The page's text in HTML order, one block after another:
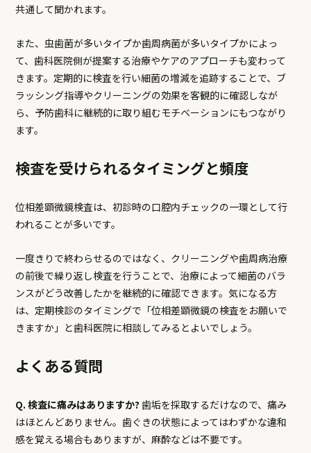
共通して聞かれます。
また、虫歯菌が多いタイプか歯周病菌が多いタイプかによっ
て、歯科医院側が提案する治療やケアのアプローチも変わって
きます。定期的に検査を行い細菌の増減を追跡することで、ブ
ラッシング指導やクリーニングの効果を客観的に確認しなが
ら、予防歯科に継続的に取り組むモチベーションにもつながり
ます。
検査を受けられるタイミングと頻度
位相差顕微鏡検査は、初診時の口腔内チェックの一環として行
われることが多いです。
一度きりで終わらせるのではなく、クリーニングや歯周病治療
の前後で繰り返し検査を行うことで、治療によって細菌のバラ
ンスがどう改善したかを継続的に確認できます。気になる方
は、定期検診のタイミングで「位相差顕微鏡の検査をお願いで
きますか」と歯科医院に相談してみるとよいでしょう。
よくある質問
Q. 検査に痛みはありますか? 歯垢を採取するだけなので、痛み
はほとんどありません。歯ぐきの状態によってはわずかな違和
感を覚える場合もありますが、麻酔などは不要です。